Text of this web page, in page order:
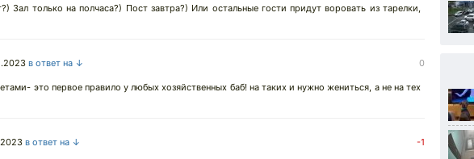
Зал только на полчаса?) Пост завтра?) Или остальные гости придут воровать из тарелки,
в ответ на ↓ 0
это первое правило у любых хозяйственных баб! на таких и нужно жениться, а не на тех
в ответ на ↓ -1